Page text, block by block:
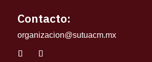
Contacto:
organizacion@sutuacm.mx